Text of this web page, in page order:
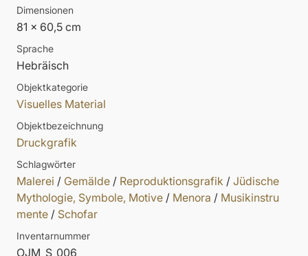
Dimensionen
81 x 60,5 cm
Sprache
Hebräisch
Objektkategorie
Visuelles Material
Objektbezeichnung
Druckgrafik
Schlagwörter
Malerei / Gemälde / Reproduktionsgrafik / Jüdische
Mythologie, Symbole, Motive / Menora / Musikinstru
mente / Schofar
Inventarnummer
OJM_S_006